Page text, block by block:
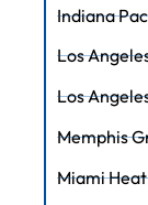
Indiana
Los
Los
Memphis
Miami Heat